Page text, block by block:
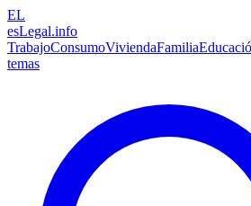
EL
esLegal.info
TrabajoConsumoViviendaFamilia
temas